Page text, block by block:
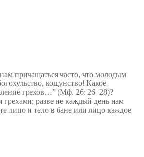
причащаться часто, что молодым
кощунство! Какое
грехов…” (Мф. 26: 26–28)?
грехами; разве не каждый день нам
лицо и тело в бане или лицо каждое